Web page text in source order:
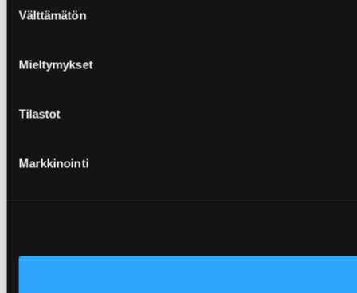
valinta
Välttämätön
Mieltymykset
Tilastot
Markkinointi